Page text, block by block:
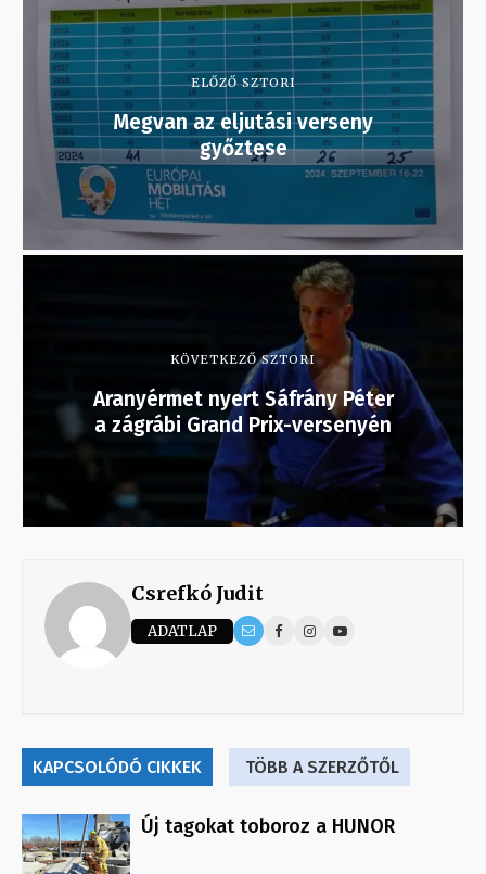
ELŐZŐ SZTORI
Megvan az eljutási verseny
győztese
KÖVETKEZŐ SZTORI
Aranyérmet nyert Sáfrány Péter
a zágrábi Grand Prix-versenyén
Csrefkó Judit
ADATLAP
KAPCSOLÓDÓ CIKKEK TÖBB A SZERZŐTŐL
Új tagokat toboroz a HUNOR